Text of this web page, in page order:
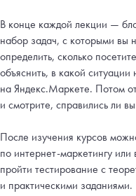
В конце каждой лекции —
набор задач, с которыми вы
определить, сколько
объяснить, в какой
на Яндекс.Маркете. Потом
и смотрите, справились ли
После изучения курсов
по интернет-маркетингу
пройти тестирование с
и практическими заданиями.